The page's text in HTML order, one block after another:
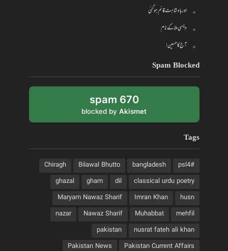
اور بادشاہت قائم ہو گئی
دیسی ملا کے نام
آج کا حسین!
Spam Blocked
670 spam
blocked by Akismet
Tags
#psl4
bangladesh
Bilawal Bhutto
Chiragh
classical urdu poetry
dil
gham
ghazal
husn
Imran Khan
Maryam Nawaz Sharif
mehfil
Muhabbat
Nawaz Sharif
nazar
nusrat fateh ali khan
pakistan
Pakistan Current Affairs
Pakistan News